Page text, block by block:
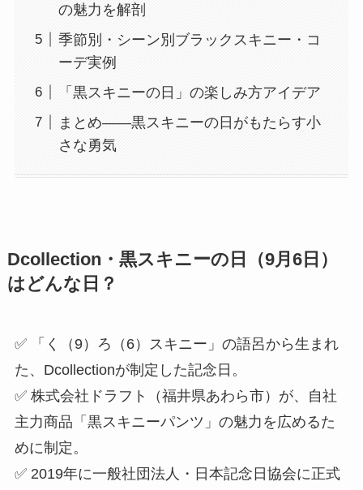
の魅力を解剖
季節別・シーン別ブラックスキニー・コ
ーデ実例
「黒スキニーの日」の楽しみ方アイデア
まとめ——黒スキニーの日がもたらす小
さな勇気
Dcollection・黒スキニーの日（9月6日）
はどんな日？
✅ 「く（9）ろ（6）スキニー」の語呂から生まれ
た、Dcollectionが制定した記念日。
✅ 株式会社ドラフト（福井県あわら市）が、自社
主力商品「黒スキニーパンツ」の魅力を広めるた
めに制定。
✅ 2019年に一般社団法人・日本記念日協会に正式